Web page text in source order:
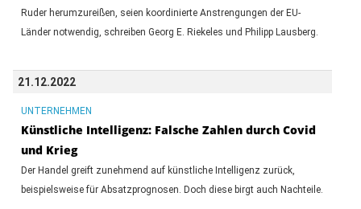
Ruder herumzureißen, seien koordinierte Anstrengungen der EU-
Länder notwendig, schreiben Georg E. Riekeles und Philipp Lausberg.
21.12.2022
UNTERNEHMEN
Künstliche Intelligenz: Falsche Zahlen durch Covid
und Krieg
Der Handel greift zunehmend auf künstliche Intelligenz zurück,
beispielsweise für Absatzprognosen. Doch diese birgt auch Nachteile.